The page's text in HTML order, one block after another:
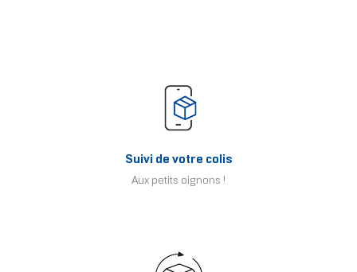
Suivi de votre colis
Aux petits oignons !